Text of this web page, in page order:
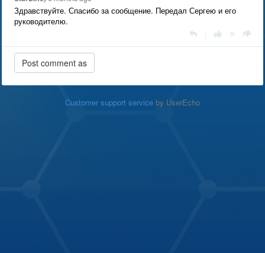
Здравствуйте. Спасибо за сообщение. Передал Сергею и его
руководителю.
Customer support service by UserEcho